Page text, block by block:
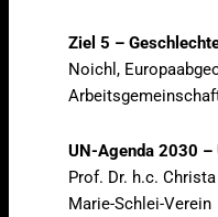
Ziel 5 –
Noichl,
UN-Agenda 2030 –
Prof. Dr. h.c.
Marie-Schlei-Verein